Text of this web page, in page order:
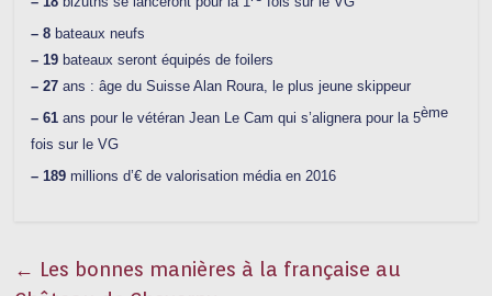
– 8 bateaux neufs
– 19 bateaux seront équipés de foilers
– 27 ans : âge du Suisse Alan Roura, le plus jeune skippeur
– 61 ans pour le vétéran Jean Le Cam qui s’alignera pour la 5ème
fois sur le VG
– 189 millions d’€ de valorisation média en 2016
← Les bonnes manières à la française au